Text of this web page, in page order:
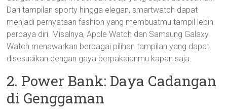
Dari tampilan sporty hingga elegan, smartwatch dapat
menjadi pernyataan fashion yang membuatmu tampil lebih
percaya diri. Misalnya, Apple Watch dan Samsung Galaxy
Watch menawarkan berbagai pilihan tampilan yang dapat
disesuaikan dengan gaya berpakaianmu kapan saja.
2. Power Bank: Daya Cadangan
di Genggaman